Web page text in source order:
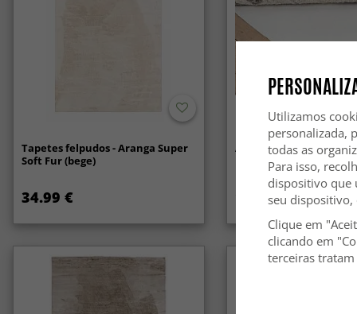
Tapetes felpudos - Aranga Super
Soft Fur (bege)
34.99 €
Anti-slip/Halkskydd
14.99 €
Utilizamos
personalizada,
todas as
Para isso,
dispositivo que
seu
Clique em
clicando em
terceiras tratam